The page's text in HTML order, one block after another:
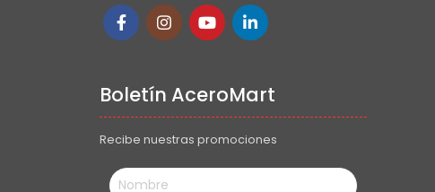
Boletín AceroMart
Recibe nuestras promociones